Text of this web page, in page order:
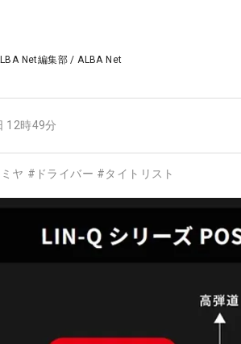
Net編集部 /ALBA Net
12時49分
ヤ # ドライバー #タイトリスト